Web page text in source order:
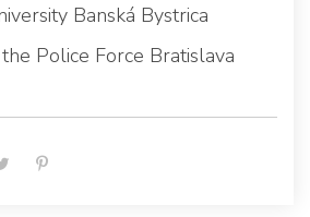
Banská Bystrica
Police Force Bratislava